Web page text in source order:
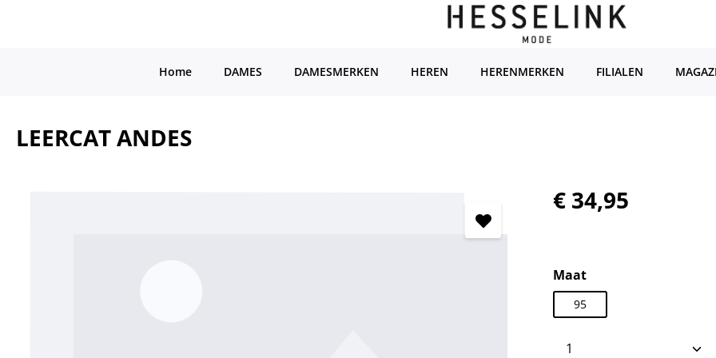
Home DAMES DAMESMERKEN HEREN HERENMERKEN FILIALEN
LEERCAT ANDES
Normale prijs:
€ 34,95
Selecteer
Maat
95